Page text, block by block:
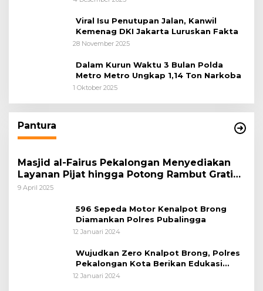
Viral Isu Penutupan Jalan, Kanwil
Kemenag DKI Jakarta Luruskan Fakta
28 November 2025
Dalam Kurun Waktu 3 Bulan Polda
Metro Metro Ungkap 1,14 Ton Narkoba
1 Oktober 2025
Pantura
Masjid al-Fairus Pekalongan Menyediakan
Layanan Pijat hingga Potong Rambut Gratis
bagi Pemudik Lebaran 2025
9 April 2025
596 Sepeda Motor Kenalpot Brong
Diamankan Polres Pubalingga
12 Januari 2024
Wujudkan Zero Knalpot Brong, Polres
Pekalongan Kota Berikan Edukasi
Kepada Pelajar
12 Januari 2024